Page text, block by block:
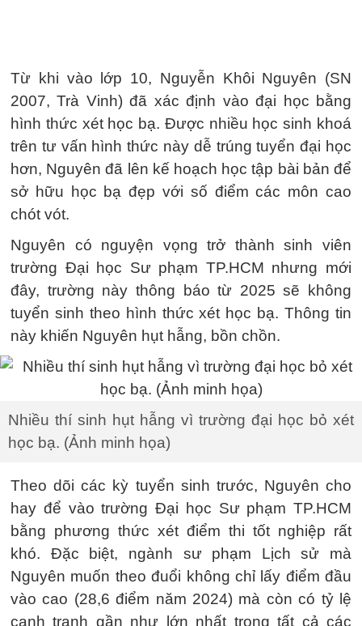
Từ khi vào lớp 10, Nguyễn Khôi Nguyên (SN
2007, Trà Vinh) đã xác định vào đại học bằng
hình thức xét học bạ. Được nhiều học sinh khoá
trên tư vấn hình thức này dễ trúng tuyển đại học
hơn, Nguyên đã lên kế hoạch học tập bài bản để
sở hữu học bạ đẹp với số điểm các môn cao
chót vót.
Nguyên có nguyện vọng trở thành sinh viên
trường Đại học Sư phạm TP.HCM nhưng mới
đây, trường này thông báo từ 2025 sẽ không
tuyển sinh theo hình thức xét học bạ. Thông tin
này khiến Nguyên hụt hẫng, bồn chồn.
Nhiều thí sinh hụt hẫng vì trường đại học bỏ xét
học bạ. (Ảnh minh họa)
Theo dõi các kỳ tuyển sinh trước, Nguyên cho
hay để vào trường Đại học Sư phạm TP.HCM
bằng phương thức xét điểm thi tốt nghiệp rất
khó. Đặc biệt, ngành sư phạm Lịch sử mà
Nguyên muốn theo đuổi không chỉ lấy điểm đầu
vào cao (28,6 điểm năm 2024) mà còn có tỷ lệ
cạnh tranh gần như lớn nhất trong tất cả các